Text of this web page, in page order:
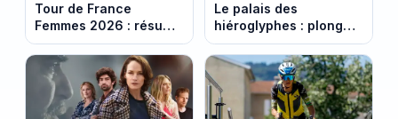
Tour de France
Femmes 2026 : résumé
vidéo de la 9e étape
entre Sisteron et Nice
Le palais des
hiéroglyphes : plongez
dans la tombe
égyptienne qui fascine
les archéologues